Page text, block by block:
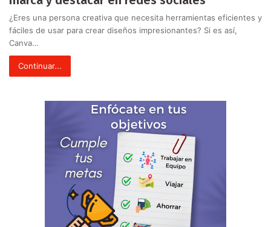
¿Eres una persona creativa que necesita herramientas eficientes y
fáciles de usar para crear diseños impresionantes? Si es así,
Canva…
Continuar...